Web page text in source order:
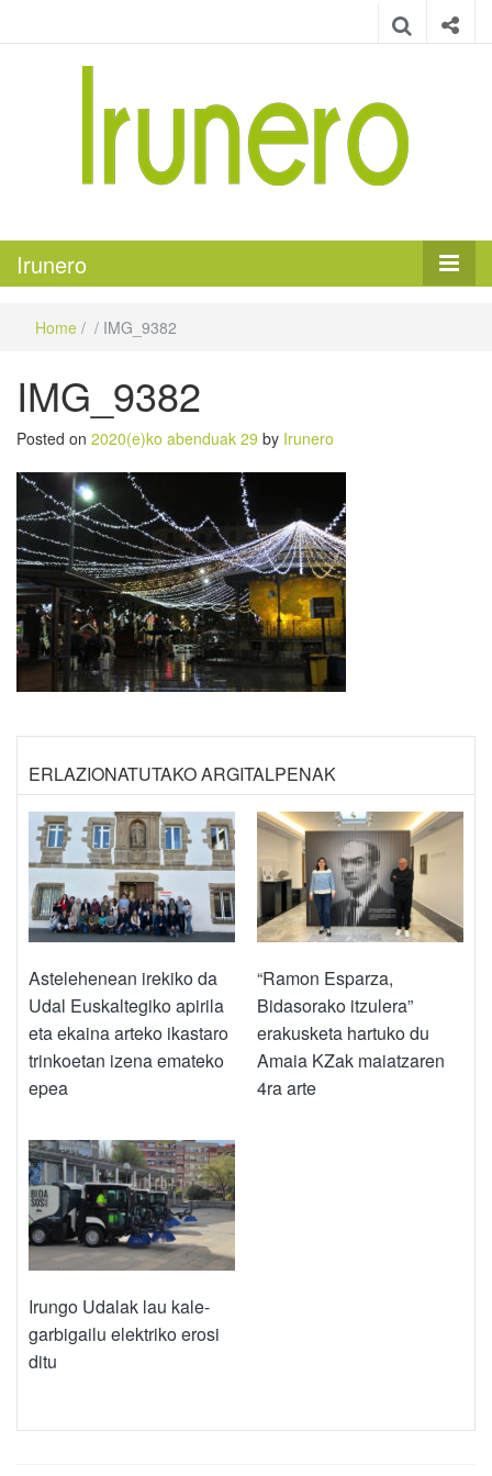
Irunero
Home / / IMG_9382
IMG_9382
Posted on 2020(e)ko abenduak 29 by Irunero
ERLAZIONATUTAKO ARGITALPENAK
Astelehenean irekiko da
Udal Euskaltegiko apirila
eta ekaina arteko ikastaro
trinkoetan izena emateko
epea
“Ramon Esparza,
Bidasorako itzulera”
erakusketa hartuko du
Amaia KZak maiatzaren
4ra arte
Irungo Udalak lau kale-
garbigailu elektriko erosi
ditu